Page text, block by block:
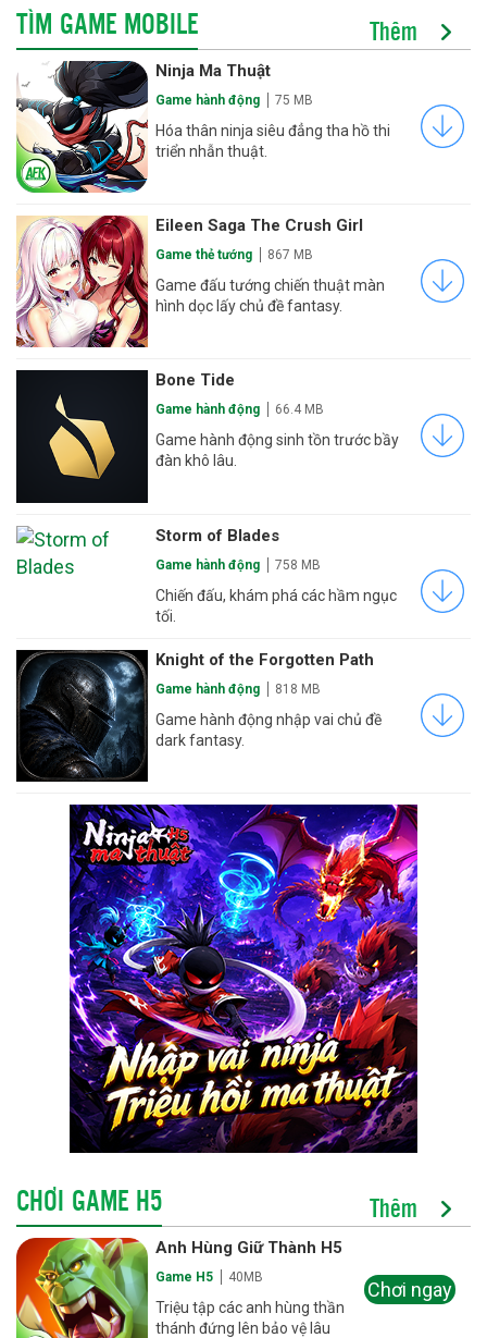
TÌM GAME MOBILE Thêm
Ninja Ma Thuật
Game hành động 75 MB
Hóa thân ninja siêu đẳng tha hồ thi
triển nhẫn thuật.
Eileen Saga The Crush Girl
Game thẻ tướng 867 MB
Game đấu tướng chiến thuật màn
hình dọc lấy chủ đề fantasy.
Bone Tide
Game hành động 66.4 MB
Game hành động sinh tồn trước bầy
đàn khô lâu.
Storm of Blades
Game hành động 758 MB
Chiến đấu, khám phá các hầm ngục
tối.
Knight of the Forgotten Path
Game hành động 818 MB
Game hành động nhập vai chủ đề
dark fantasy.
CHƠI GAME H5 Thêm
Anh Hùng Giữ Thành H5
Game H5 40MB
Triệu tập các anh hùng thần
thánh đứng lên bảo vệ lâu
Chơi ngay